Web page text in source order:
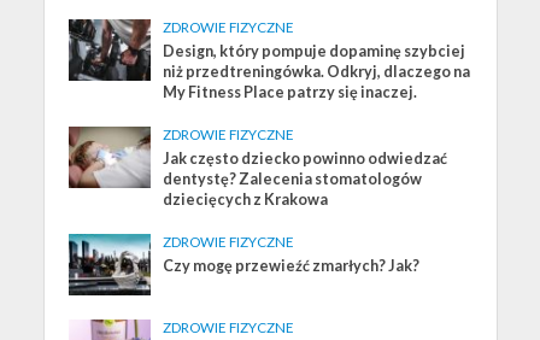
ZDROWIE FIZYCZNE
Design, który pompuje dopaminę szybciej
niż przedtreningówka. Odkryj, dlaczego na
My Fitness Place patrzy się inaczej.
ZDROWIE FIZYCZNE
Jak często dziecko powinno odwiedzać
dentystę? Zalecenia stomatologów
dziecięcych z Krakowa
ZDROWIE FIZYCZNE
Czy mogę przewieźć zmarłych? Jak?
ZDROWIE FIZYCZNE